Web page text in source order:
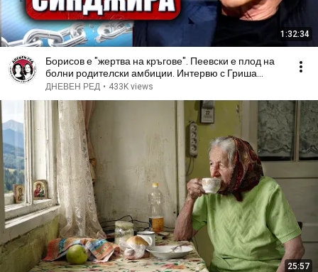
1:32:34
Борисов е "жертва на кръгове". Пеевски е плод на
болни родителски амбиции. Интервю с Гриша
Ганчев
ДНЕВЕН РЕД • 433K views
25:57